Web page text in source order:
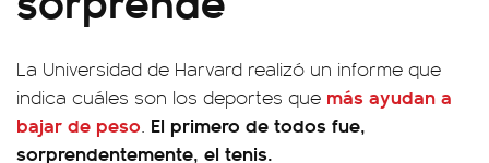
La Universidad de Harvard realizó un informe que
indica cuáles son los deportes que más ayudan a
bajar de peso. El primero de todos fue,
sorprendentemente, el tenis.